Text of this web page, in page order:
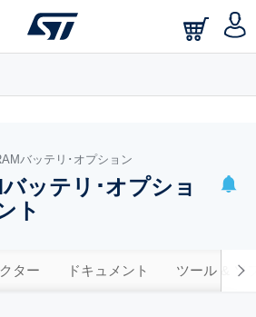
your saved searches.
バッテリ･オプション
ッテリ･オプショ
ト
ター ドキュメント ツール & ソ